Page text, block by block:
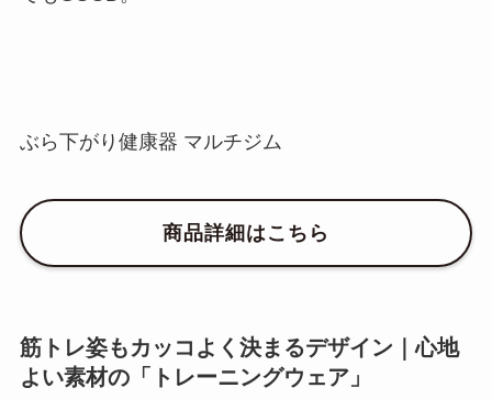
ぶら下がり健康器 マルチジム
商品詳細はこちら
筋トレ姿もカッコよく決まるデザイン｜心地
よい素材の「トレーニングウェア」